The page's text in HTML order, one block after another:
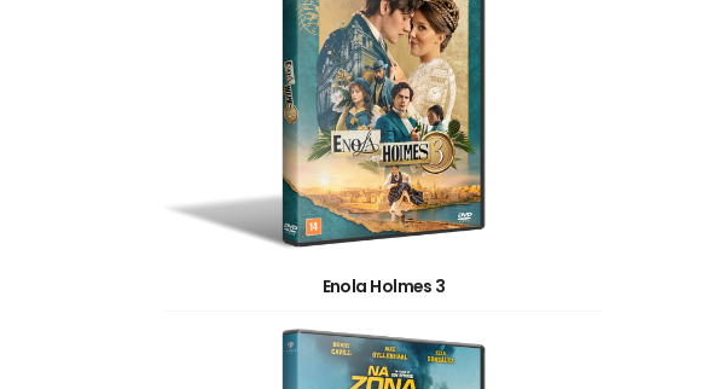
Enola Holmes 3